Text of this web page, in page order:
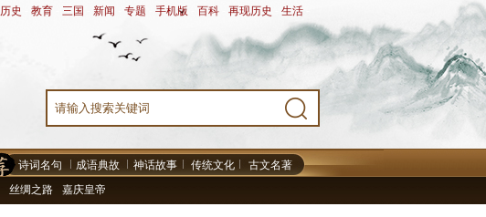
历史 教育 三国 新闻 专题 手机版 百科 再现历史 生活
诗词名句 成语典故 神话故事 传统文化
古文名著
丝绸之路 嘉庆皇帝